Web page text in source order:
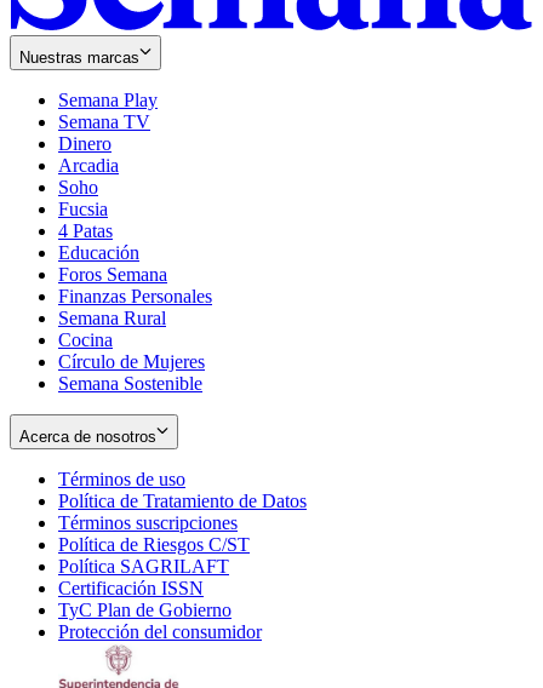
Nuestras marcas
Semana Play
Semana TV
Dinero
Arcadia
Soho
in
new
window
Fucsia
in
new
window
4 Patas
Educación
Foros Semana
Finanzas Personales
Semana Rural
Cocina
Círculo de Mujeres
Semana Sostenible
Acerca de nosotros
Términos de uso
in
new
window
Política de Tratamiento de Datos
Términos suscripciones
in
Política de Riesgos C/ST
Política SAGRILAFT
new
window
Certificación ISSN
in
new
TyC Plan de Gobierno
in
Protección del consumidorOpens